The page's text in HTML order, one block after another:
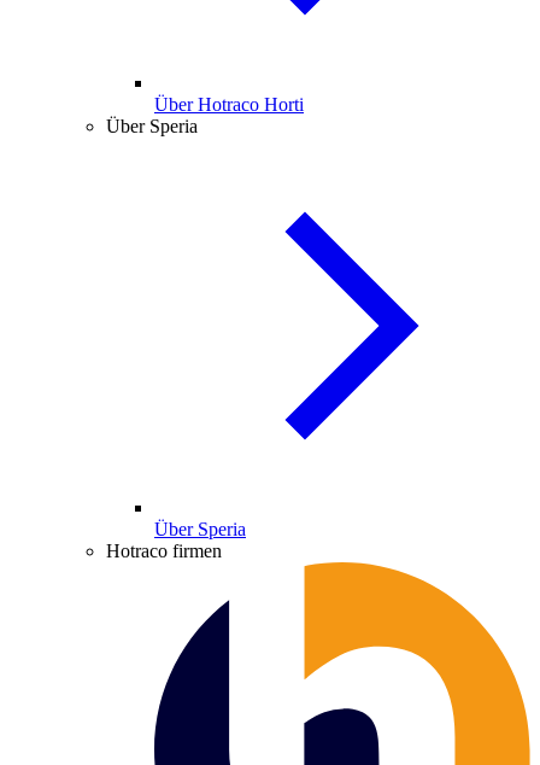
Über Hotraco Horti
Über Speria
Über Speria
Hotraco firmen